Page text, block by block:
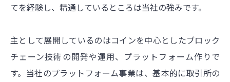
てを経験し、精通しているところは当社の強みです。
主として展開しているのはコインを中心としたブロック
チェーン技術の開発や運用、プラットフォーム作りで
す。当社のプラットフォーム事業は、基本的に取引所の